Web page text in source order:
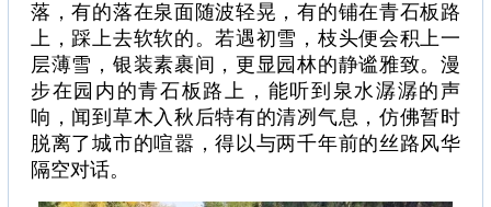
落，有的落在泉面随波轻晃，有的铺在青石板路
上，踩上去软软的。若遇初雪，枝头便会积上一
层薄雪，银装素裹间，更显园林的静谧雅致。漫
步在园内的青石板路上，能听到泉水潺潺的声
响，闻到草木入秋后特有的清冽气息，仿佛暂时
脱离了城市的喧嚣，得以与两千年前的丝路风华
隔空对话。